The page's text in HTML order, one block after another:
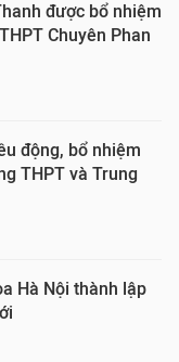
được bổ nhiệm
Chuyên Phan
động, bổ nhiệm
THPT và Trung
Hà Nội thành lập